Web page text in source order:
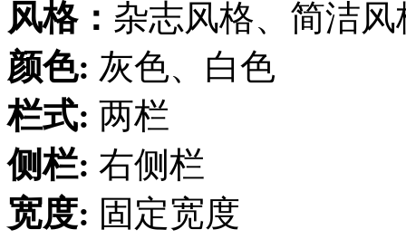
风格： 杂志风格、简洁风
颜色: 灰色、白色
栏式: 两栏
侧栏: 右侧栏
宽度: 固定宽度